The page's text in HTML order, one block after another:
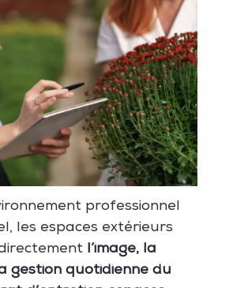
professionnel
les espaces extérieurs
l’image, la
gestion quotidienne du